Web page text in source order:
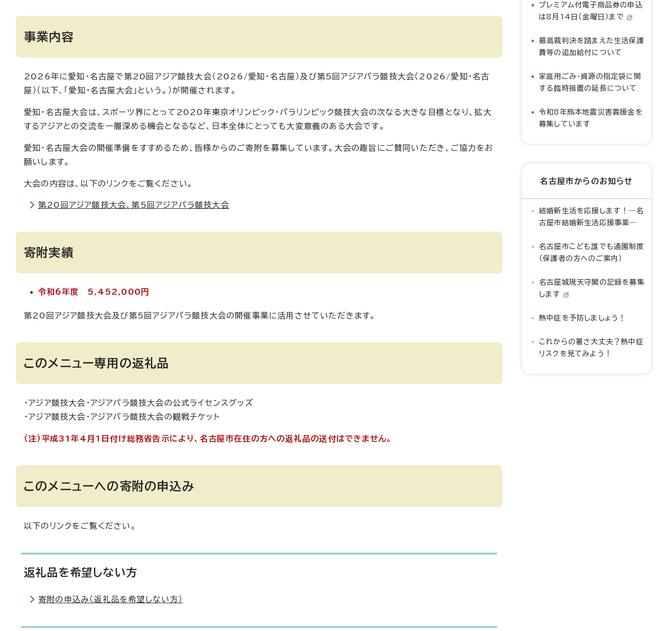
事業内容
2026年に愛知・名古屋で第20回アジア競技大会（2026/愛知・名古屋）及び第5回アジアパラ競技大会（2026/愛知・名古
屋）（以下、「愛知・名古屋大会」という。）が開催されます。
愛知・名古屋大会は、スポーツ界にとって2020年東京オリンピック・パラリンピック競技大会の次なる大きな目標となり、拡大
するアジアとの交流を一層深める機会となるなど、日本全体にとっても大変意義のある大会です。
愛知・名古屋大会の開催準備をすすめるため、皆様からのご寄附を募集しています。大会の趣旨にご賛同いただき、ご協力をお
願いします。
大会の内容は、以下のリンクをご覧ください。
第20回アジア競技大会、第5回アジアパラ競技大会
寄附実績
令和6年度 5,452,000円
第20回アジア競技大会及び第5回アジアパラ競技大会の開催事業に活用させていただきます。
このメニュー専用の返礼品
・アジア競技大会・アジアパラ競技大会の公式ライセンスグッズ
・アジア競技大会・アジアパラ競技大会の観戦チケット
（注）平成31年4月1日付け総務省告示により、名古屋市在住の方への返礼品の送付はできません。
このメニューへの寄附の申込み
以下のリンクをご覧ください。
返礼品を希望しない方
寄附の申込み（返礼品を希望しない方）
プレミアム付電子商品券の申込
は8月14日（金曜日）まで
最高裁判決を踏まえた生活保護
費等の追加給付について
家庭用ごみ・資源の指定袋に関
する臨時措置の延長について
令和8年熊本地震災害義援金を
募集しています
名古屋市からのお知らせ
結婚新生活を応援します！―名
古屋市結婚新生活応援事業―
名古屋市こども誰でも通園制度
（保護者の方へのご案内）
名古屋城現天守閣の記録を募集
します
熱中症を予防しましょう！
これからの暑さ大丈夫？熱中症
リスクを見てみよう！